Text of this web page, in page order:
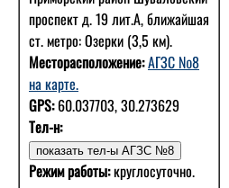
проспект д. 19 лит.А, ближайшая
ст. метро: Озерки (3,5 км).
Месторасположение:АГЗС №8
на карте.
GPS: 60.037703, 30.273629
Тел-н:
Режим работы:круглосуточно.